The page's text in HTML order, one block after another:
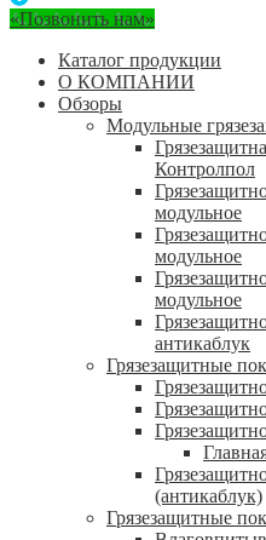
«Позвонить нам»
Каталог продукции
О КОМПАНИИ
Обзоры
Модульные
Контролпол
модульное
модульное
модульное
антикаблук
Грязезащитные
(антикаблук)
Грязезащитные